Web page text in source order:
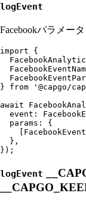
logEvent
Facebookパラメー
import {
} from '@capgo/
await
event:
  params: {
  },
logEvent